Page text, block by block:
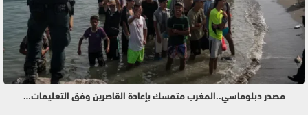
مصدر دبلوماسي..المغرب متمسك بإعادة القاصرين وفق التعليمات…